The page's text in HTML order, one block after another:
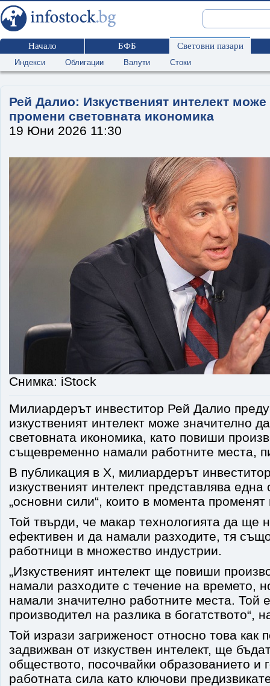
Начало БФБ Световни пазари
Индекси Облигации Валути Стоки
Рей Далио: Изкуственият интелект може
промени световната икономика
19 Юни 2026 11:30
Снимка: iStock
Милиардерът инвеститор Рей Далио
изкуственият интелект може значително
световната икономика, като повиши
същевременно намали работните места,
В публикация в X, милиардерът
изкуственият интелект представлява една
„основни сили“, които в момента променят
Той твърди, че макар технологията да ще
ефективен и да намали разходите, тя
работници в множество индустрии.
„Изкуственият интелект ще повиши
намали разходите с течение на времето,
намали значително работните места. Той
производител на разлика в богатството“,
Той изрази загриженост относно това как
задвижван от изкуствен интелект, ще
обществото, посочвайки образованието и
работната сила като ключови